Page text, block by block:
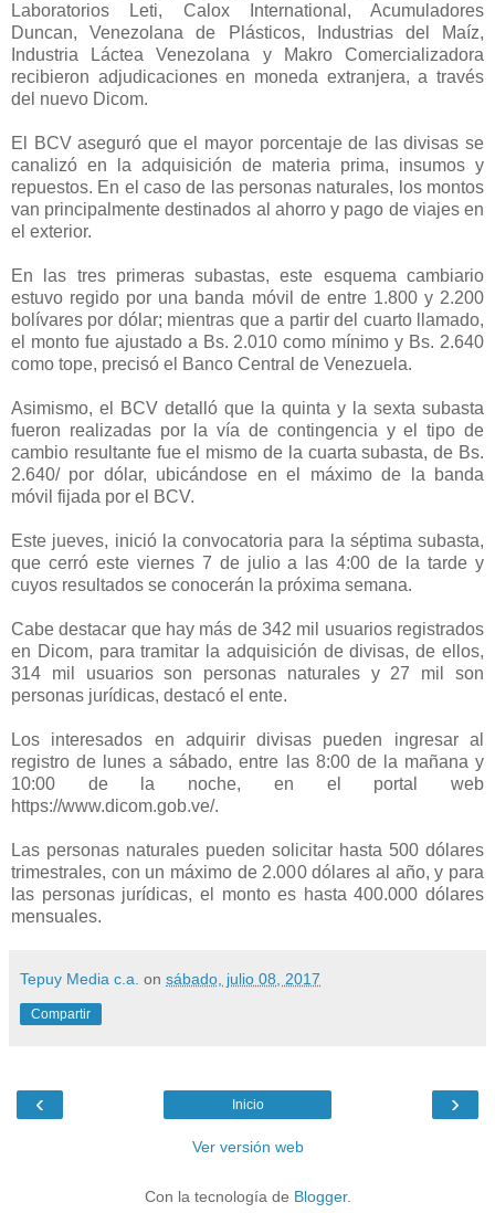
Laboratorios Leti, Calox International, Acumuladores
Duncan, Venezolana de Plásticos, Industrias del Maíz,
Industria Láctea Venezolana y Makro Comercializadora
recibieron adjudicaciones en moneda extranjera, a través
del nuevo Dicom.
El BCV aseguró que el mayor porcentaje de las divisas se
canalizó en la adquisición de materia prima, insumos y
repuestos. En el caso de las personas naturales, los montos
van principalmente destinados al ahorro y pago de viajes en
el exterior.
En las tres primeras subastas, este esquema cambiario
estuvo regido por una banda móvil de entre 1.800 y 2.200
bolívares por dólar; mientras que a partir del cuarto llamado,
el monto fue ajustado a Bs. 2.010 como mínimo y Bs. 2.640
como tope, precisó el Banco Central de Venezuela.
Asimismo, el BCV detalló que la quinta y la sexta subasta
fueron realizadas por la vía de contingencia y el tipo de
cambio resultante fue el mismo de la cuarta subasta, de Bs.
2.640/ por dólar, ubicándose en el máximo de la banda
móvil fijada por el BCV.
Este jueves, inició la convocatoria para la séptima subasta,
que cerró este viernes 7 de julio a las 4:00 de la tarde y
cuyos resultados se conocerán la próxima semana.
Cabe destacar que hay más de 342 mil usuarios registrados
en Dicom, para tramitar la adquisición de divisas, de ellos,
314 mil usuarios son personas naturales y 27 mil son
personas jurídicas, destacó el ente.
Los interesados en adquirir divisas pueden ingresar al
registro de lunes a sábado, entre las 8:00 de la mañana y
10:00 de la noche, en el portal web
https://www.dicom.gob.ve/.
Las personas naturales pueden solicitar hasta 500 dólares
trimestrales, con un máximo de 2.000 dólares al año, y para
las personas jurídicas, el monto es hasta 400.000 dólares
mensuales.
Tepuy Media c.a. on sábado, julio 08, 2017
Compartir
‹ ›
Inicio
Ver versión web
Con la tecnología de Blogger.